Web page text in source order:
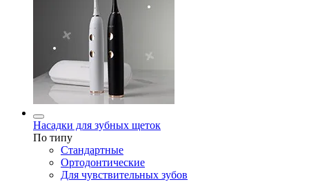
Насадки для зубных щеток
По типу
Стандартные
Ортодонтические
Для чувствительных зубов